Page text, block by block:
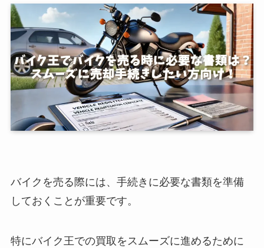
バイクを売る際には、手続きに必要な書類を準備
しておくことが重要です。
特にバイク王での買取をスムーズに進めるために